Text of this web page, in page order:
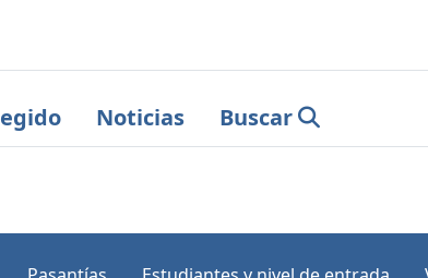
Noticias Buscar